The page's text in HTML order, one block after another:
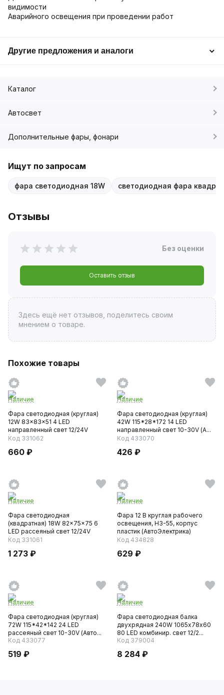
видимости
Аварийного освещения при проведении работ
Другие предложения и аналоги
Каталог
Автосвет
Дополнительные фары, фонари
Ищут по запросам
фара светодиодная 18W светодиодная фара
Отзывы
Без оценки
Оставить отзыв
Здесь ещё нет отзывов, поделитесь своим
мнением о товаре.
Похожие товары
Наличие
Фара светодиодная (круглая)
12W 83x83x51 4 LED
направленный свет 12/24V
(AIRL...
Код 331062
660 ₽
Наличие
Фара светодиодная (круглая)
42W 115*28*172 14 LED
направленный свет 10-30V (А...
Код 433070
426 ₽
Наличие
Фара светодиодная
(квадратная) 18W 82x75x75 6
LED рассеяный свет 12/24V
(AIRL...
Код 331061
1 273 ₽
Наличие
Фара 12 В круглая рабочего
освещения, H3-55, корпус
пластик (АвтоЭлектрика)
Код 434828
629 ₽
Наличие
Фара светодиодная (круглая)
72W 115*42*142 24 LED
рассеяный свет 10-30V (Авто...
Код 433077
519 ₽
Наличие
Фара светодиодная балка
двухрядная 240W 1065х78х60
80 LED комбинир. свет 12/2...
Код 379004
8 284 ₽